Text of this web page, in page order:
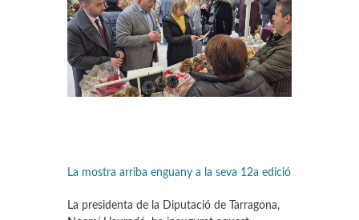
La mostra arriba enguany a la seva 12a edició
La presidenta de la Diputació de Tarragona,